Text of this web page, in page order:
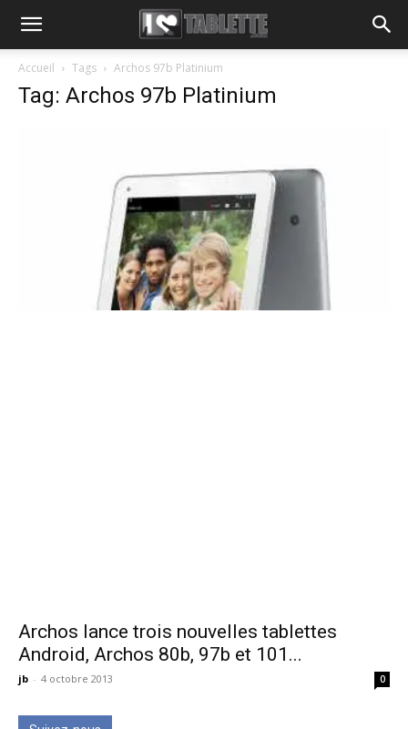
Accueil Tags Archos 97b Platinium
Tag: Archos 97b Platinium
Archos lance trois nouvelles tablettes
Android, Archos 80b, 97b et 101...
jb - 4 octobre 2013 0